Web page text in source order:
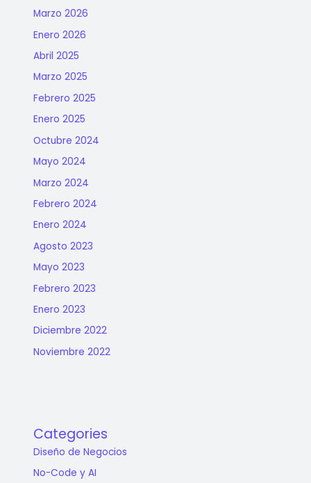
Marzo 2026
Enero 2026
Abril 2025
Marzo 2025
Febrero 2025
Enero 2025
Octubre 2024
Mayo 2024
Marzo 2024
Febrero 2024
Enero 2024
Agosto 2023
Mayo 2023
Febrero 2023
Enero 2023
Diciembre 2022
Noviembre 2022
Categories
Diseño de Negocios
No-Code y AI